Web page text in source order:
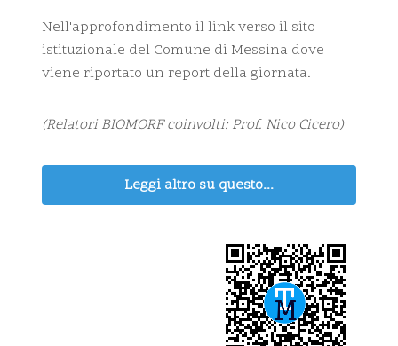
Nell'approfondimento il link verso il sito
istituzionale del Comune di Messina dove
viene riportato un report della giornata.
(Relatori BIOMORF coinvolti: Prof. Nico Cicero)
Leggi altro su questo...